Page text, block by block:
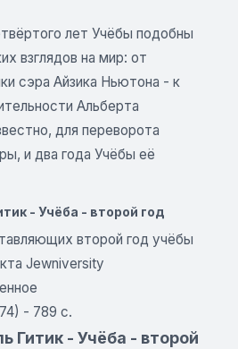
лет Учёбы подобны
взглядов на мир: от
сэра Айзика Ньютона - к
Альберта
для переворота
и два года Учёбы её
- Учёба - второй год
второй год учёбы
Jewniversity
- 789 c.
Гитик - Учёба - второй